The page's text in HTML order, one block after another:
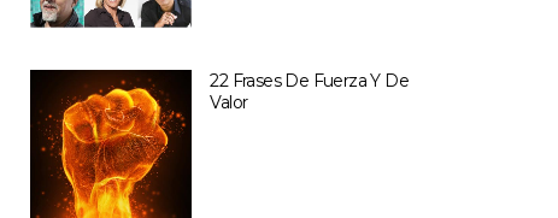
22 Frases De Fuerza Y De
Valor